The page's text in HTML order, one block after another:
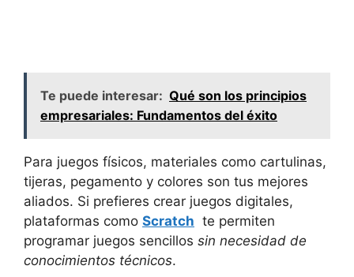
Te puede interesar: Qué son los principios
empresariales: Fundamentos del éxito
Para ‌juegos físicos, materiales como ‍cartulinas,
tijeras, pegamento⁢ y colores son tus mejores⁤
aliados. Si prefieres crear juegos ⁢digitales,​
plataformas como Scratch ​ te permiten
programar juegos ‌sencillos sin necesidad de
conocimientos técnicos.